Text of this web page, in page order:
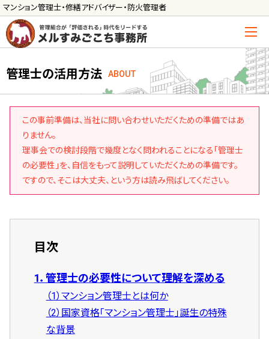
マンション管理士・修繕アドバイザー・防火管理者
管理士の活用方法 ABOUT
この事前準備は、当社に問い合わせいただくための準備ではあ
りません。
理事会での検討段階で幾度となく問われることになる「管理士
の必要性」を、自信をもって説明していただくための準備です。
ですので、そこは大丈夫、という方は読み飛ばしてください。
目次
1．管理士の必要性について理解を深める
（1）マンション管理士とは何か
（2）国家資格「マンション管理士」誕生の特殊
な背景
管理士の活用方法
ご利用の流れ »
導入に向けた手続き »
サービス一覧
管理組合運営
新人管理士顧問サービス
管理契約見直しドクター »
管理費カイゼン隊 »
建物・設備維持